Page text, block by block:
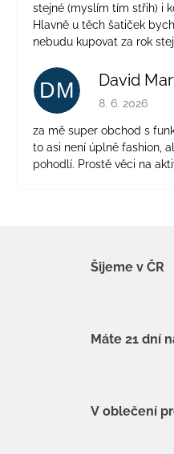
stejné (myslím tím střih) i
Hlavně u těch šatiček
nebudu kupovat za rok
DM David
Hodnocení
8. 6. 2026
za mě super obchod s
to asi není úplně fashion,
pohodlí. Prostě věci na
Šijeme v ČR
Máte 21 dní
V oblečení